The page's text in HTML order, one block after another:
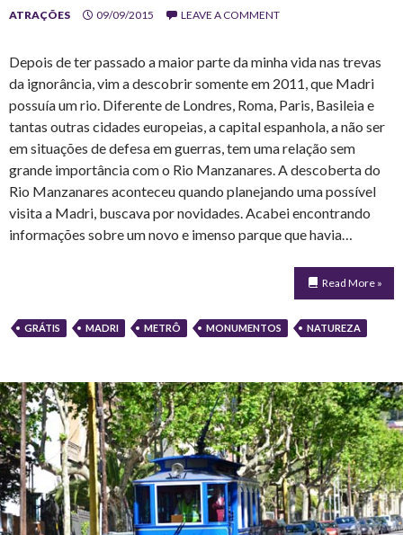
ATRAÇÕES 09/09/2015 LEAVE A COMMENT
Depois de ter passado a maior parte da minha vida nas trevas
da ignorância, vim a descobrir somente em 2011, que Madri
possuía um rio. Diferente de Londres, Roma, Paris, Basileia e
tantas outras cidades europeias, a capital espanhola, a não ser
em situações de defesa em guerras, tem uma relação sem
grande importância com o Rio Manzanares. A descoberta do
Rio Manzanares aconteceu quando planejando uma possível
visita a Madri, buscava por novidades. Acabei encontrando
informações sobre um novo e imenso parque que havia…
Read More »
GRÁTIS MADRI METRÔ MONUMENTOS NATUREZA